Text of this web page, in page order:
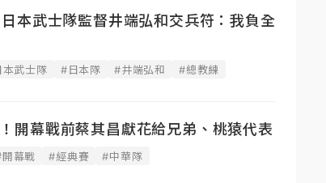
本武士隊監督井端弘和交兵符：我負全
武士隊 #日本隊 #井端弘和 #總教練
開幕戰前蔡其昌獻花給兄弟、桃猿代表
幕戰 #經典賽 #中華隊